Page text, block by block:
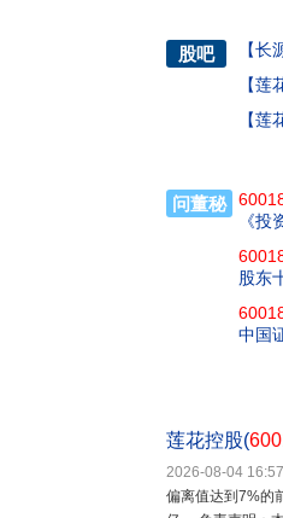
股吧 【长
【莲
【莲
问董秘
《
股东
中国
莲花控股(
2026-08-04
偏离值达到7%的